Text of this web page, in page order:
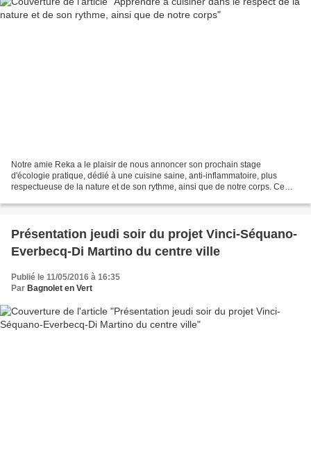
Notre amie Reka a le plaisir de nous annoncer son prochain stage
d'écologie pratique, dédié à une cuisine saine, anti-inflammatoire, plus
respectueuse de la nature et de son rythme, ainsi que de notre corps. Ce
Présentation jeudi soir du projet Vinci-Séquano-
Everbecq-Di Martino du centre ville
Publié le 11/05/2016 à 16:35
Par Bagnolet en Vert